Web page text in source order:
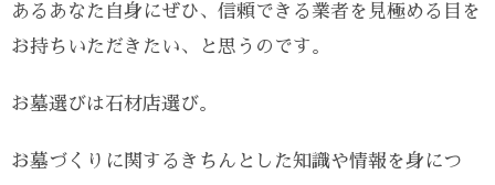
あるあなた自身にぜひ、信頼できる業者を見極める目を
お持ちいただきたい、と思うのです。
お墓選びは石材店選び。
お墓づくりに関するきちんとした知識や情報を身につ